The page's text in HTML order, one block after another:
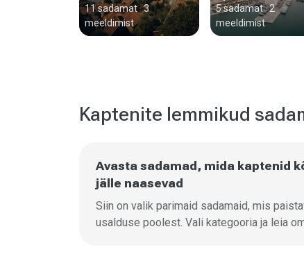
11 sadamat· 3
meeldimist
5 sadamat· 2
meeldimist
Kaptenite lemmikud
Avasta sadamad, mida kaptenid
jälle naasevad
Siin on valik parimaid sadamaid, mis
usalduse poolest. Vali kategooria ja leia